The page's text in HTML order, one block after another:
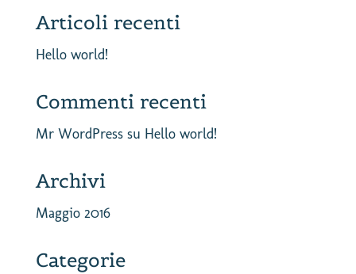
Articoli recenti
Hello world!
Commenti recenti
Mr WordPresssu Hello world!
Archivi
Maggio 2016
Categorie